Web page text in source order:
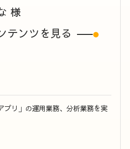
様
テンツを見る
プリ」の運用業務、分析業務を実